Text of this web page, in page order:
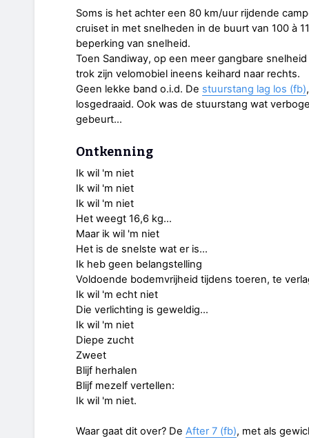
Soms is het achter een 80 km/uur rijdende
cruiset in met snelheden in de buurt van 100 à
beperking van snelheid.
Toen Sandiway, op een meer gangbare
trok zijn velomobiel ineens keihard naar rechts.
Geen lekke band o.i.d. De stuurstang lag los (fb)
losgedraaid. Ook was de stuurstang wat
gebeurt…
Ontkenning
Ik wil 'm niet
Ik wil 'm niet
Ik wil 'm niet
Het weegt 16,6 kg…
Maar ik wil 'm niet
Het is de snelste wat er is…
Ik heb geen belangstelling
Voldoende bodemvrijheid tijdens toeren, te
Ik wil 'm echt niet
Die verlichting is geweldig…
Ik wil 'm niet
Diepe zucht
Zweet
Blijf herhalen
Blijf mezelf vertellen:
Ik wil 'm niet.
Waar gaat dit over? De After 7 (fb), met als